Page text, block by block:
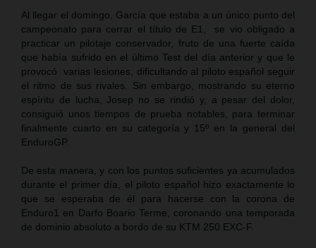
Al llegar el domingo, García que estaba a un único punto del
campeonato para cerrar el título de E1, se vio obligado a
practicar un pilotaje conservador, fruto de una fuerte caída
que había sufrido en el último Test del día anterior y que le
provocó varias lesiones, dificultando al piloto español seguir
el ritmo de sus rivales. Sin embargo, mostrando su eterno
espíritu de lucha, Josep no se rindió y, a pesar del dolor,
consiguió unos tiempos de prueba notables, para terminar
finalmente cuarto en su categoría y 15º en la general del
EnduroGP.
De esta manera, y con los puntos suficientes ya acumulados
durante el primer día, el piloto español hizo exactamente lo
que se esperaba de él para hacerse con la corona de
Enduro1 en Darfo Boario Terme, coronando una temporada
de dominio absoluto a bordo de su KTM 250 EXC-F.